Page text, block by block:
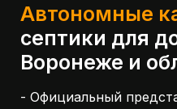
Автономные
септики для
Воронеже и
- Официальный